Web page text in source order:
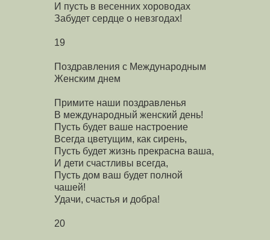
И пусть в весенних хороводах
Забудет сердце о невзгодах!
19
Поздравления с Международным
Женским днем
Примите наши поздравленья
В международный женский день!
Пусть будет ваше настроение
Всегда цветущим, как сирень,
Пусть будет жизнь прекрасна ваша,
И дети счастливы всегда,
Пусть дом ваш будет полной
чашей!
Удачи, счастья и добра!
20